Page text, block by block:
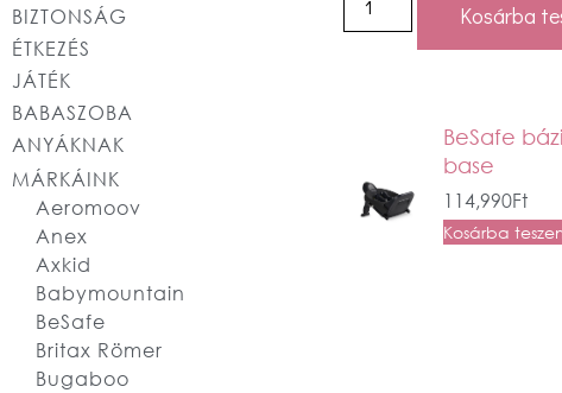
BIZTONSÁG
ÉTKEZÉS
JÁTÉK
BABASZOBA
ANYÁKNAK
MÁRKÁINK
Aeromoov
Anex
Axkid
Babymountain
BeSafe
Britax Römer
Bugaboo
Kosárba
BeSafe
base
114,990Ft
Kosárba